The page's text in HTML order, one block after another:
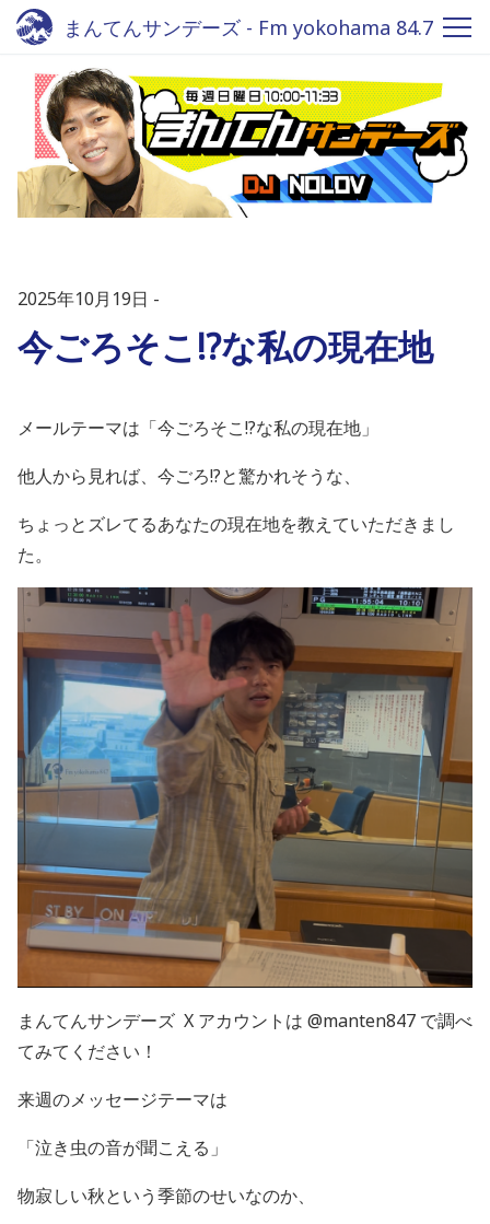
まんてんサンデーズ - Fm yokohama 84.7
2025年10月19日
今ごろそこ!?な私の現在地
メールテーマは「今ごろそこ!?な私の現在地」
他人から見れば、今ごろ!?と驚かれそうな、
ちょっとズレてるあなたの現在地を教えていただきまし
た。
まんてんサンデーズ X アカウントは @manten847 で調べ
てみてください！
来週のメッセージテーマは
「泣き虫の音が聞こえる」
物寂しい秋という季節のせいなのか、